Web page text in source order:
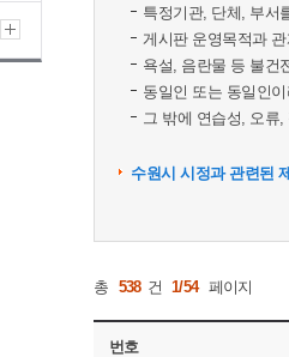
특정기관, 단체, 부서
게시판 운영목적과
욕설, 음란물 등 불건
동일인 또는 동일인
그 밖에 연습성, 오류
수원시 시정과 관련된
총 538 건 1/54 페이지
번호